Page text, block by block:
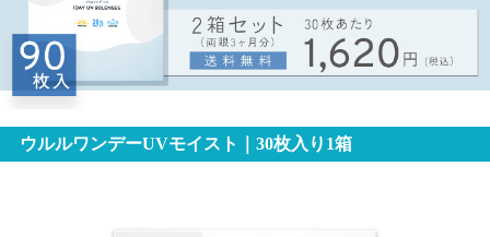
ウルルワンデーUVモイスト｜30枚入り1箱